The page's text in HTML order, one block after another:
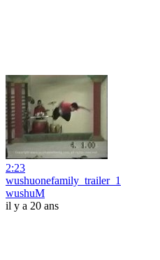
2:23
wushuonefamily_trailer_1
wushuM
il y a 20 ans